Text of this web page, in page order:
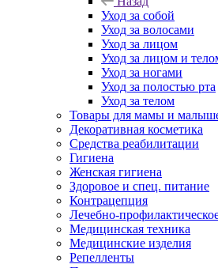
Уход за собой
Уход за волосами
Уход за лицом
Уход за лицом и
Уход за ногами
Уход за полостью рта
Уход за телом
Товары для мамы и
Декоративная косметика
Средства реабилитации
Гигиена
Женская гигиена
Здоровое и спец. питание
Контрацепция
Лечебно-
Медицинская техника
Медицинские изделия
Репелленты